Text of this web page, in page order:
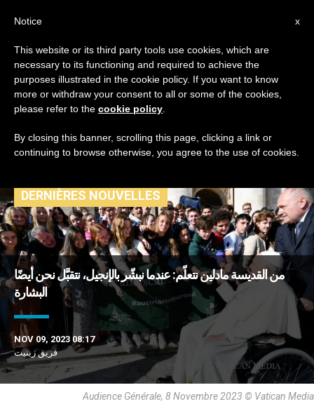
TAG
Posts Tagged
‘القديسة مادلين’
DERNIÈRES NOUVELLES
من القديسة مادلين نتعلّم: عندما نبشّر بالإنجيل، نتقبَّل نحن أيضًا
البشارة
NOV 09, 2023 08:17
فريق زينيت
Audience Générale, 8 Novembre 2023 © Vatican Media
x
Notice
This website or its third party tools use cookies, which are
necessary to its functioning and required to achieve the
purposes illustrated in the cookie policy. If you want to know
more or withdraw your consent to all or some of the cookies,
please refer to the cookie policy
By closing this banner, scrolling this page, clicking a link or
continuing to browse otherwise, you agree to the use of cookies.